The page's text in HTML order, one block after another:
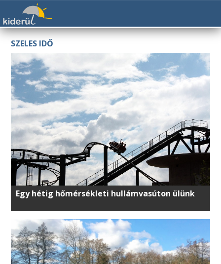
SZELES IDŐ
Egy hétig hőmérsékleti hullámvasúton ülünk